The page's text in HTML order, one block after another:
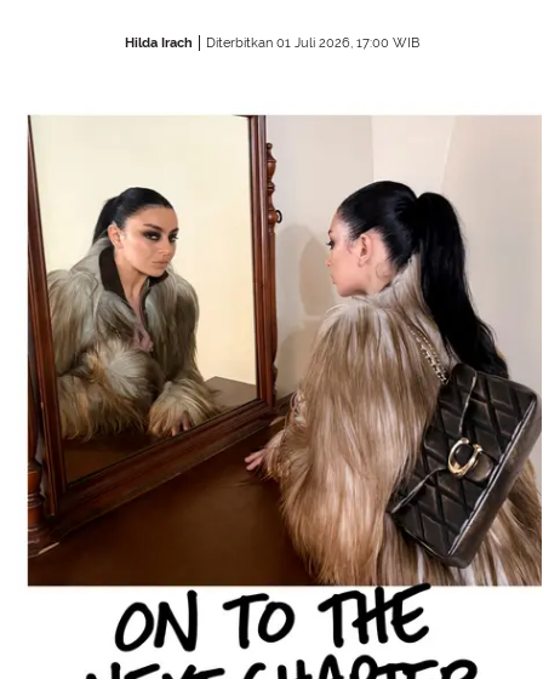
Hilda Irach Diterbitkan 01 Juli 2026, 17:00 WIB